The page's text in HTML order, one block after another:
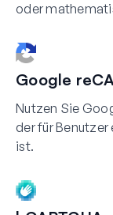
oder
Google
Nutzen Sie
der für
ist.